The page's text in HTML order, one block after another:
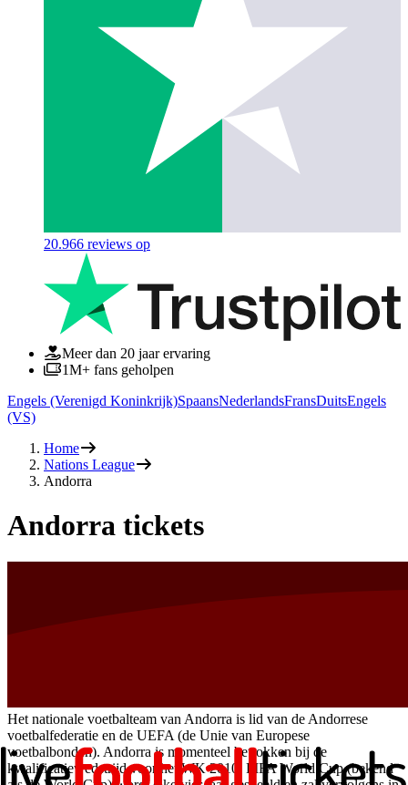
20.966 reviews op
Meer dan 20 jaar ervaring
1M+ fans geholpen
Engels (Verenigd Koninkrijk)SpaansNederlandsFransDuitsEngels
(VS)
Home
Nations League
Andorra
Andorra tickets
Het nationale voetbalteam van Andorra is lid van de Andorrese
voetbalfederatie en de UEFA (de Unie van Europese
voetbalbonden). Andorra is momenteel betrokken bij de
kwalificatiewedstrijd voor het WK 2010. FIFA World Cup (bekend